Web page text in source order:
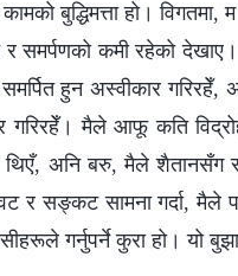
बुद्धिमत्ता हो।
र समर्पणको कमी रहेको
समर्पित हुन अस्वीकार गरिरहेँ,
गरिरहेँ। मैले आफू कति
थिएँ, अनि बरु, मैले शैतानसँग
सङ्कट सामना गर्दा, मैले
गर्नुपर्ने कुरा हो। यो